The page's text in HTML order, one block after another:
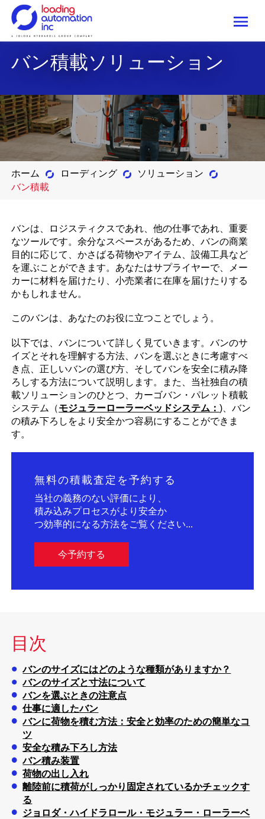
Loading
Automation
Inc
バン積載ソリューション
ホーム ローディング
ソリューション
バン積載
バンは、ロジスティクスであれ、他の仕事であれ、重要
なツールです。余分なスペースがあるため、バンの商業
目的に応じて、かさばる荷物やアイテム、設備工具など
を運ぶことができます。あなたはサプライヤーで、メー
カーに材料を届けたり、小売業者に在庫を届けたりする
かもしれません。
このバンは、あなたのお役に立つことでしょう。
以下では、バンについて詳しく見ていきます。バンのサ
イズとそれを理解する方法、バンを選ぶときに考慮すべ
き点、正しいバンの選び方、そしてバンを安全に積み降
ろしする方法について説明します。また、当社独自の積
載ソリューションのひとつ、カーゴバン・パレット積載
システム（モジュラーローラーベッドシステム：)、バン
の積み下ろしをより安全かつ容易にすることができま
す。
無料の積載査定を予約する
当社の義務のない評価により、
積み込みプロセスがより安全か
つ効率的になる方法をご覧ください...
今予約する
目次
バンのサイズにはどのような種類がありますか？
バンのサイズと寸法について
バンを選ぶときの注意点
仕事に適したバン
バンに荷物を積む方法：安全と効率のための簡単なコ
ツ
安全な積み下ろし方法
バン積み装置
荷物の出し入れ
離陸前に積荷がしっかり固定されているかチェックす
る
ジョロダ・ハイドラロール・モジュラー・ローラーベ